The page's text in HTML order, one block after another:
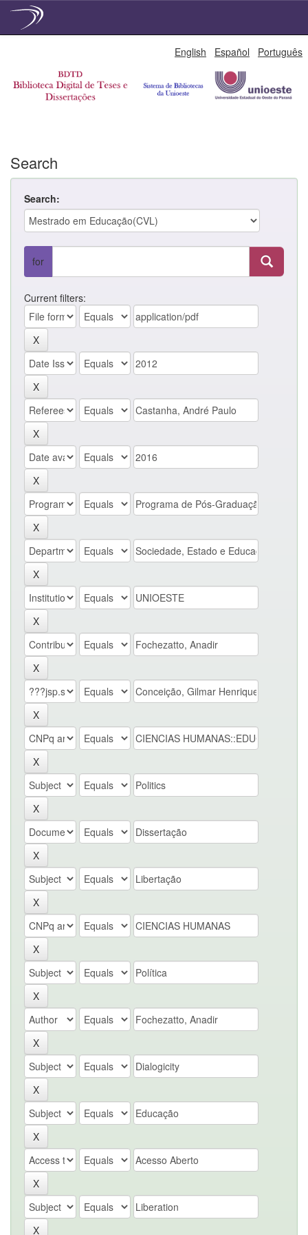
English Español Português
Search
Search:
for
Current filters: